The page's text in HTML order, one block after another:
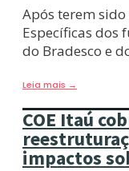
Após terem
Específicas dos
do Bradesco e
Leia mais →
COE Itaú
impactos